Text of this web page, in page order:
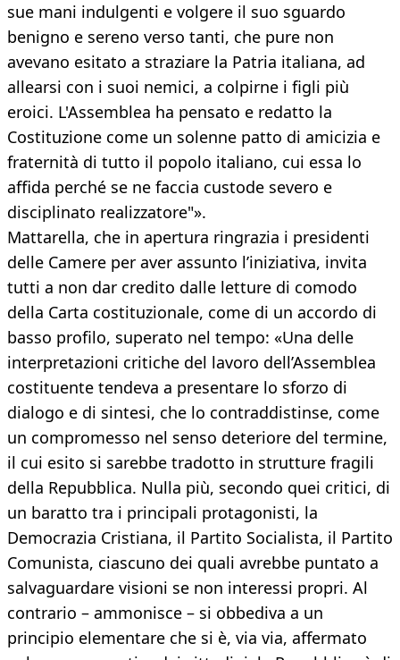
sue mani indulgenti e volgere il suo sguardo
benigno e sereno verso tanti, che pure non
avevano esitato a straziare la Patria italiana, ad
allearsi con i suoi nemici, a colpirne i figli più
eroici. L'Assemblea ha pensato e redatto la
Costituzione come un solenne patto di amicizia e
fraternità di tutto il popolo italiano, cui essa lo
affida perché se ne faccia custode severo e
disciplinato realizzatore"».
Mattarella, che in apertura ringrazia i presidenti
delle Camere per aver assunto l’iniziativa, invita
tutti a non dar credito dalle letture di comodo
della Carta costituzionale, come di un accordo di
basso profilo, superato nel tempo: «Una delle
interpretazioni critiche del lavoro dell’Assemblea
costituente tendeva a presentare lo sforzo di
dialogo e di sintesi, che lo contraddistinse, come
un compromesso nel senso deteriore del termine,
il cui esito si sarebbe tradotto in strutture fragili
della Repubblica. Nulla più, secondo quei critici, di
un baratto tra i principali protagonisti, la
Democrazia Cristiana, il Partito Socialista, il Partito
Comunista, ciascuno dei quali avrebbe puntato a
salvaguardare visioni se non interessi propri. Al
contrario – ammonisce – si obbediva a un
principio elementare che si è, via via, affermato